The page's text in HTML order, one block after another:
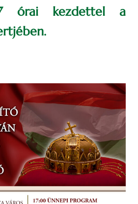
órai kezdettel a